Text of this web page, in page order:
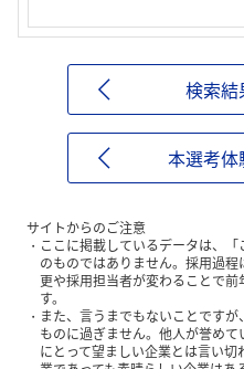
検索結
本選考体
サイトからのご注意
ここに掲載しているデータは、
のものではありません。採用過
更や採用担当者が変わることで
す。
また、言うまでもないことです
ものに過ぎません。他人が誉め
にとって望ましい企業とは言い